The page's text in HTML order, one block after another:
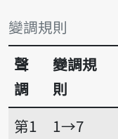
變調規則
聲
調
變調規
則
第1
1→7